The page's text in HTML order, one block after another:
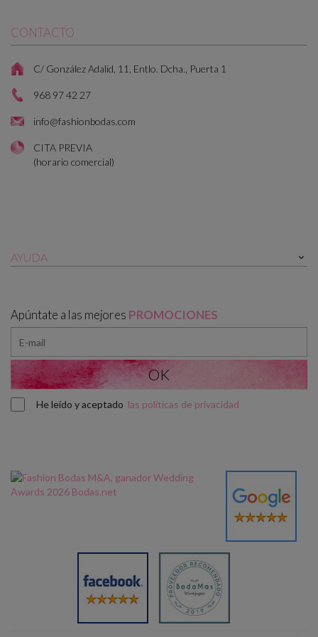
CONTACTO
C/ González Adalid, 11, Entlo. Dcha., Puerta 1
968 97 42 27
info@fashionbodas.com
CITA PREVIA
(horario comercial)
AYUDA 
Apúntate a las mejores PROMOCIONES
He leído y aceptado las políticas de privacidad